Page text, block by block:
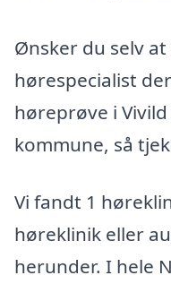
Ønsker du selv
hørespecialist
høreprøve i
kommune, så
Vi fandt 1
høreklinik eller
herunder. I hele